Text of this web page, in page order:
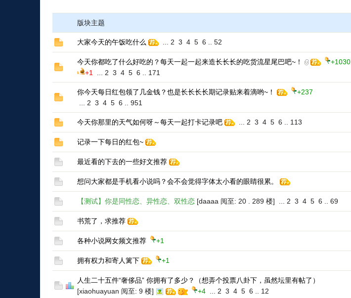
版块主题
大家今天的午饭吃什么 2 3 4 5 6 52
今天你都吃了什么好吃的？每天一起一起来造长长长的吃货流星尾巴吧~！
+1030
+1
2 3 4 5 6 171
你今天每日红包领了几金钱？也是长长长长期记录贴来着滴哟~！
+237
2 3 4 5 6 951
今天你那里的天气如何呀～每天一起打卡记录吧 2 3 4 5 6 113
记录一下每日的红包~
最近看的下去的一些好文推荐
想问大家都是手机看小说吗？会不会觉得字体太小看的眼睛很累。
【测试】你是同性恋、异性恋、双性恋 [daaaa 阅至: 20 . 289 楼] 2 3 4 5 6 69
书荒了，求推荐
各种小说网女频文推荐 +1
拥有权力和寄人篱下 +1
人生二十五件“奢侈品” 你拥有了多少？（想弄个投票八卦下，虽然坛里有帖了）
[xiaohuayuan 阅至: 9 楼]
+4 2 3 4 5 6 12